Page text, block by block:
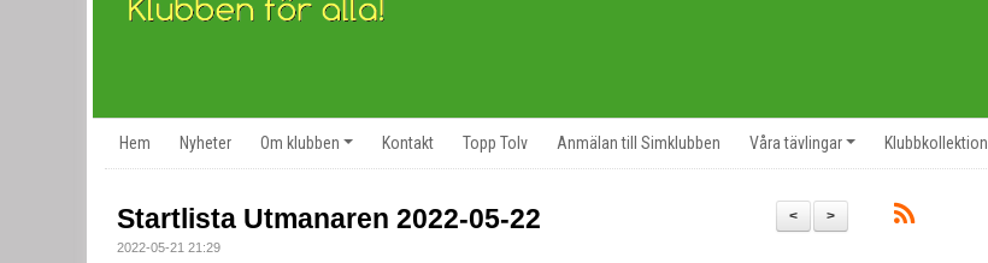
Hem Nyheter Om klubben Kontakt Topp Tolv Anmälan till Simklubben Våra tävlingar Klubbkollektion
>
<
Startlista Utmanaren 2022-05-22
2022-05-21 21:29